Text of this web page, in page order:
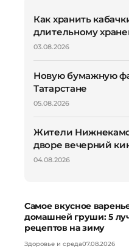
Как хранить
длительному
03.08.2026
Новую бумажную
Татарстане
05.08.2026
Жители
дворе вечерний
04.08.2026
Самое вкусное
домашней груши: 5
рецептов на зиму
Здоровье и среда07.08.2026